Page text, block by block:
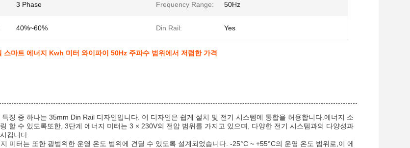
3 Phase Frequency Range: 50Hz
40%~60% Din Rail: Yes
스마트 에너지 Kwh 미터 와이파이 50Hz 주파수 범위에서 저렴한 가격
징 중 하나는 35mm Din Rail 디자인입니다. 이 디자인은 쉽게 설치 및 전기 시스템에 통합을 허용합니다.에너지 소
할 수 있도록또한, 3단계 에너지 미터는 3 × 230V의 전압 범위를 가지고 있으며, 다양한 전기 시스템과의 다양성과
킵니다.
미터는 또한 광범위한 운영 온도 범위에 견딜 수 있도록 설계되었습니다. -25°C ~ +55°C의 운영 온도 범위로,이 에